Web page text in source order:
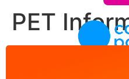
Painel do
PET